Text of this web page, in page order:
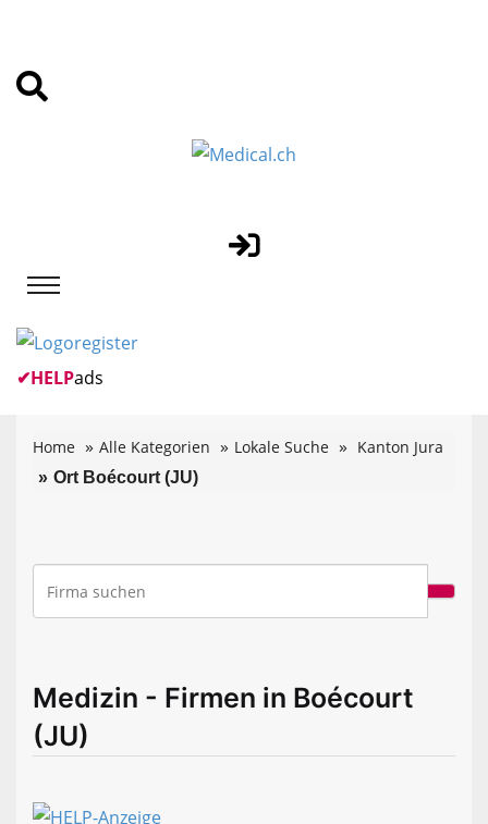
✔HELPads
Home Alle Kategorien Lokale Suche Kanton Jura
Ort Boécourt (JU)
Medizin - Firmen in Boécourt
(JU)